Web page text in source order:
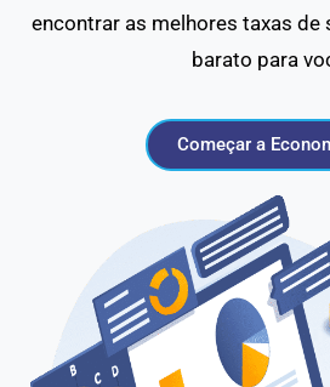
encontrar as melhores taxas de
barato para
Começar a